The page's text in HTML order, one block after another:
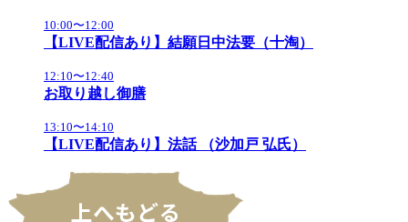
10:00〜12:00
【LIVE配信あり】結願日中法要（十淘）
12:10〜12:40
お取り越し御膳
13:10〜14:10
【LIVE配信あり】法話 （沙加戸 弘氏）